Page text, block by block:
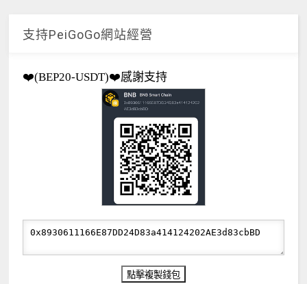
支持PeiGoGo網站經營
❤️(BEP20-USDT)❤️感謝支持